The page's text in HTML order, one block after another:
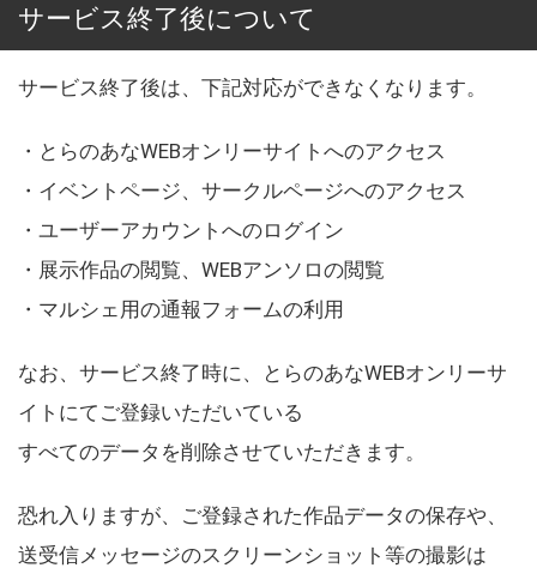
サービス終了後について
サービス終了後は、下記対応ができなくなります。
・とらのあなWEBオンリーサイトへのアクセス
・イベントページ、サークルページへのアクセス
・ユーザーアカウントへのログイン
・展示作品の閲覧、WEBアンソロの閲覧
・マルシェ用の通報フォームの利用
なお、サービス終了時に、とらのあなWEBオンリーサ
イトにてご登録いただいている
すべてのデータを削除させていただきます。
恐れ入りますが、ご登録された作品データの保存や、
送受信メッセージのスクリーンショット等の撮影は